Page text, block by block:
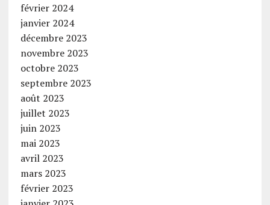
février 2024
janvier 2024
décembre 2023
novembre 2023
octobre 2023
septembre 2023
août 2023
juillet 2023
juin 2023
mai 2023
avril 2023
mars 2023
février 2023